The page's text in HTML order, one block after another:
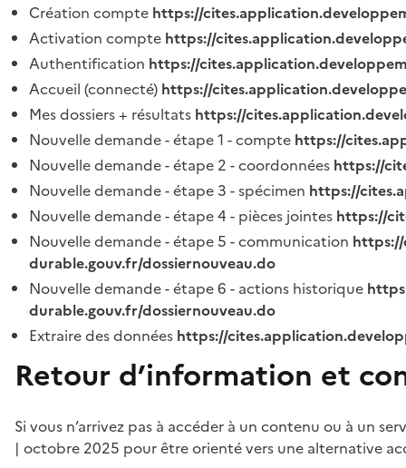
Création compte https://
Activation compte https://
Authentification https://
Accueil (connecté) https://
Mes dossiers + résultats https://
Nouvelle demande - étape 1 - compte https://
Nouvelle demande - étape 2 - coordonnées https://
Nouvelle demande - étape 3 - spécimen https://
Nouvelle demande - étape 4 - pièces jointes https://
Nouvelle demande - étape 5 - communication
durable.gouv.fr/dossiernouveau.do
Nouvelle demande - étape 6 - actions historique
durable.gouv.fr/dossiernouveau.do
Extraire des données https://
Retour d’information et
Si vous n’arrivez pas à accéder à un contenu ou à un
| octobre 2025 pour être orienté vers une alternative